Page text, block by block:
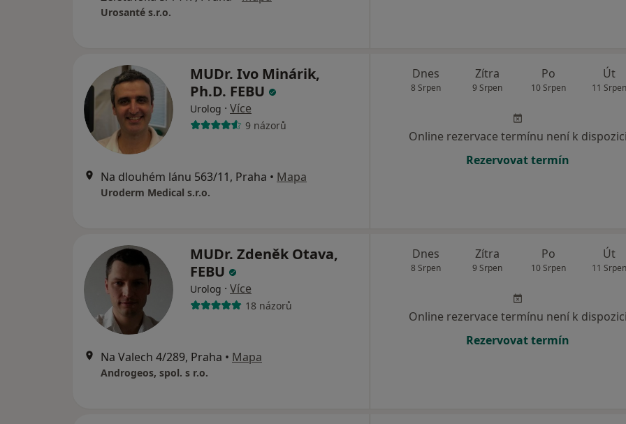
Urosanté s.r.o.
MUDr. Ivo Minárik,
Ph.D. FEBU
Urolog · Více
9 názorů
Na dlouhém lánu 563/11, Praha • Mapa
Uroderm Medical s.r.o.
Dnes
8 Srpen
Zítra
9 Srpen
Po
10 Srpen
Út
11 Srpen
Online rezervace termínu není k dispozici
Rezervovat termín
MUDr. Zdeněk Otava,
FEBU
Urolog · Více
18 názorů
Na Valech 4/289, Praha • Mapa
Androgeos, spol. s r.o.
Dnes
8 Srpen
Zítra
9 Srpen
Po
10 Srpen
Út
11 Srpen
Online rezervace termínu není k dispozici
Rezervovat termín